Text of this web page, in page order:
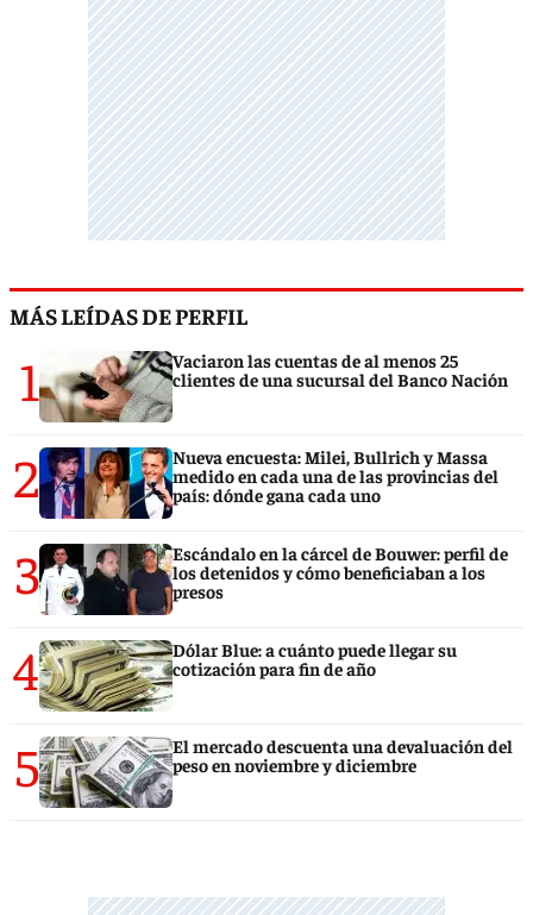
MÁS LEÍDAS DE PERFIL
1
Vaciaron las cuentas de al menos 25
clientes de una sucursal del Banco Nación
2
Nueva encuesta: Milei, Bullrich y Massa
medido en cada una de las provincias del
país: dónde gana cada uno
3
Escándalo en la cárcel de Bouwer: perfil de
los detenidos y cómo beneficiaban a los
presos
4
Dólar Blue: a cuánto puede llegar su
cotización para fin de año
5
El mercado descuenta una devaluación del
peso en noviembre y diciembre